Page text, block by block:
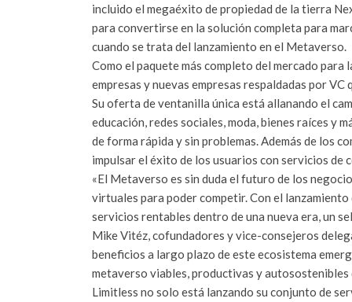
incluido el megaéxito de propiedad de la tierra
para convertirse en la solución completa para
cuando se trata del lanzamiento en el Metaverso.
Como el paquete más completo del mercado
empresas y nuevas empresas respaldadas por
Su oferta de ventanilla única está allanando el
educación, redes sociales, moda, bienes raíces y
de forma rápida y sin problemas. Además de los
impulsar el éxito de los usuarios con servicios
«El Metaverso es sin duda el futuro de los
virtuales para poder competir. Con el
servicios rentables dentro de una nueva era, un
Mike Vitéz, cofundadores y vice-consejeros
beneficios a largo plazo de este ecosistema
metaverso viables, productivas y
Limitless no solo está lanzando su conjunto de